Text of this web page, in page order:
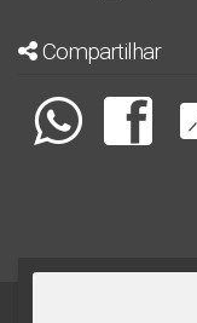
Compartilhar